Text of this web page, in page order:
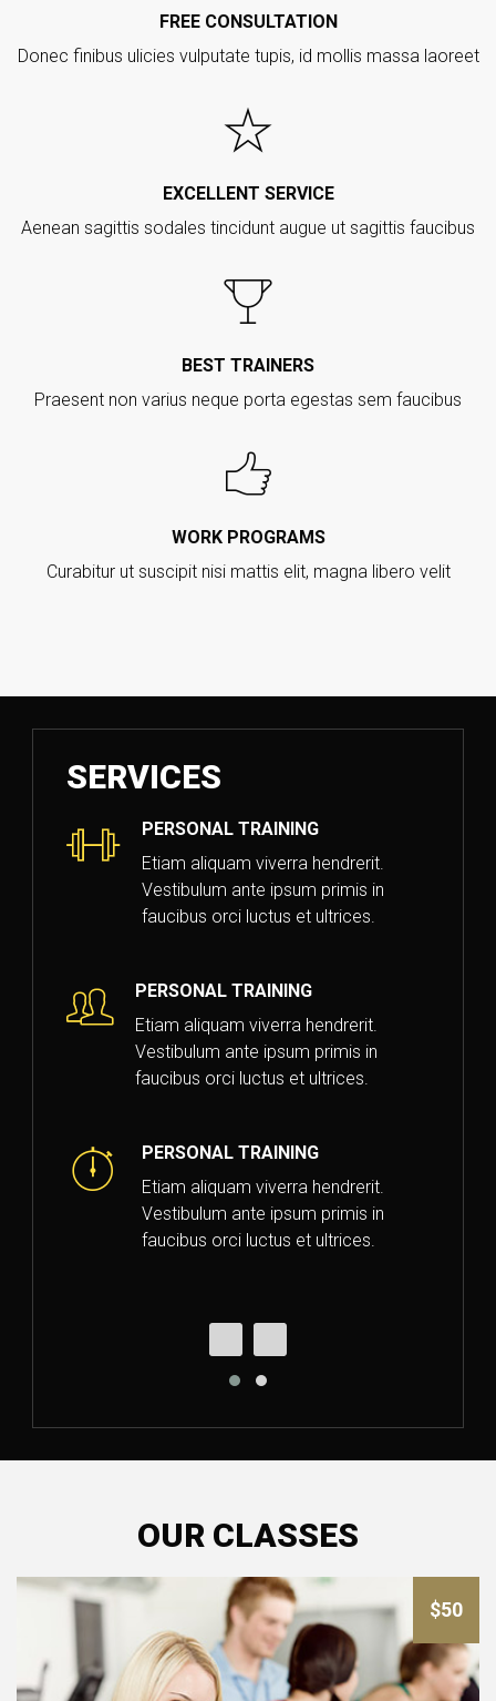
FREE CONSULTATION
Donec finibus ulicies vulputate tupis, id mollis massa laoreet
EXCELLENT SERVICE
Aenean sagittis sodales tincidunt augue ut sagittis faucibus
BEST TRAINERS
Praesent non varius neque porta egestas sem faucibus
WORK PROGRAMS
Curabitur ut suscipit nisi mattis elit, magna libero velit
SERVICES
PERSONAL TRAINING
Etiam aliquam viverra hendrerit.
Vestibulum ante ipsum primis in
faucibus orci luctus et ultrices.
PERSONAL TRAINING
Etiam aliquam viverra hendrerit.
Vestibulum ante ipsum primis in
faucibus orci luctus et ultrices.
PERSONAL TRAINING
Etiam aliquam viverra hendrerit.
Vestibulum ante ipsum primis in
faucibus orci luctus et ultrices.
OUR CLASSES
$50